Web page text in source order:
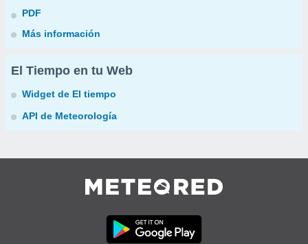
PDF
Más información
El Tiempo en tu Web
Widget de El tiempo
API de Meteorología